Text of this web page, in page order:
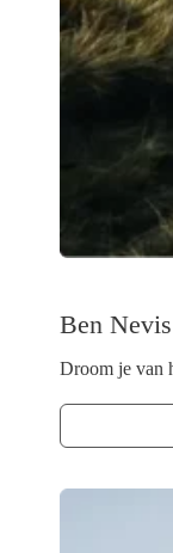
Ben
Droom je van